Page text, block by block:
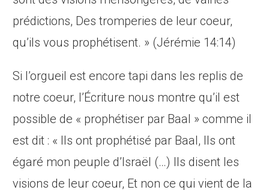
prédictions, Des tromperies de leur coeur,
qu’ils vous prophétisent. » (Jérémie 14:14)
Si l’orgueil est encore tapi dans les replis de
notre coeur, l’Écriture nous montre qu’il est
possible de « prophétiser par Baal » comme il
est dit : « Ils ont prophétisé par Baal, Ils ont
égaré mon peuple d’Israël (…) Ils disent les
visions de leur coeur, Et non ce qui vient de la